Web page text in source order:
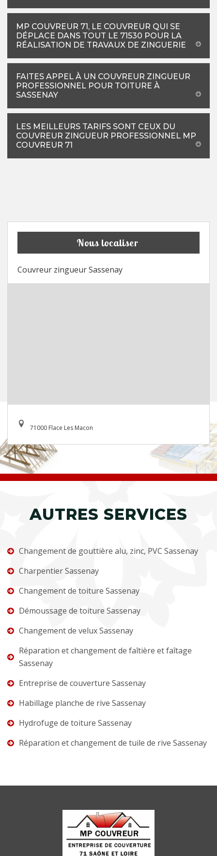
MP COUVREUR 71, LE COUVREUR QUI SE
DÉPLACE DANS TOUT LE 71530 POUR LA
RÉALISATION DE TRAVAUX DE ZINGUERIE
FAITES APPEL À UN COUVREUR ZINGUEUR
PROFESSIONNEL POUR TOITURE À
SASSENAY
LES MEILLEURS TARIFS SONT CEUX DU
COUVREUR ZINGUEUR PROFESSIONNEL MP
COUVREUR 71
Nous localiser
Couvreur zingueur Sassenay
71000 Flace Les Macon
AUTRES SERVICES
Changement de gouttière alu, zinc, PVC Sassenay
Charpentier Sassenay
Changement de toiture Sassenay
Démoussage de toiture Sassenay
Changement de velux Sassenay
Réparation et changement de faîtière et faîtage
Sassenay
Entreprise de couverture Sassenay
Habillage planche de rive Sassenay
Hydrofuge de toiture Sassenay
Réparation et changement de tuile de rive Sassenay